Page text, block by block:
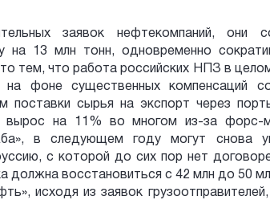
заявок нефтекомпаний, они
на 13 млн тонн, одновременно
тем, что работа российских НПЗ в
на фоне существенных компенсаций
поставки сырья на экспорт через
вырос на 11% во многом из-за форс-
в следующем году могут снова
с которой до сих пор нет
должна восстановиться с 42 млн до 50
исходя из заявок грузоотправителей,